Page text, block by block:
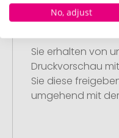
Schritt 3:
Sie erhalten von
Druckvorschau
Sie diese
umgehend mit
No, adjust